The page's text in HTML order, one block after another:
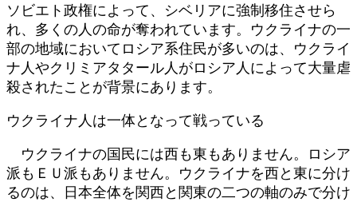
ソビエト政権によって、シベリアに強制移住させら
れ、多くの人の命が奪われています。ウクライナの一
部の地域においてロシア系住民が多いのは、ウクライ
ナ人やクリミアタタール人がロシア人によって大量虐
殺されたことが背景にあります。
ウクライナ人は一体となって戦っている
ウクライナの国民には西も東もありません。ロシア
派もＥＵ派もありません。ウクライナを西と東に分け
るのは、日本全体を関西と関東の二つの軸のみで分け